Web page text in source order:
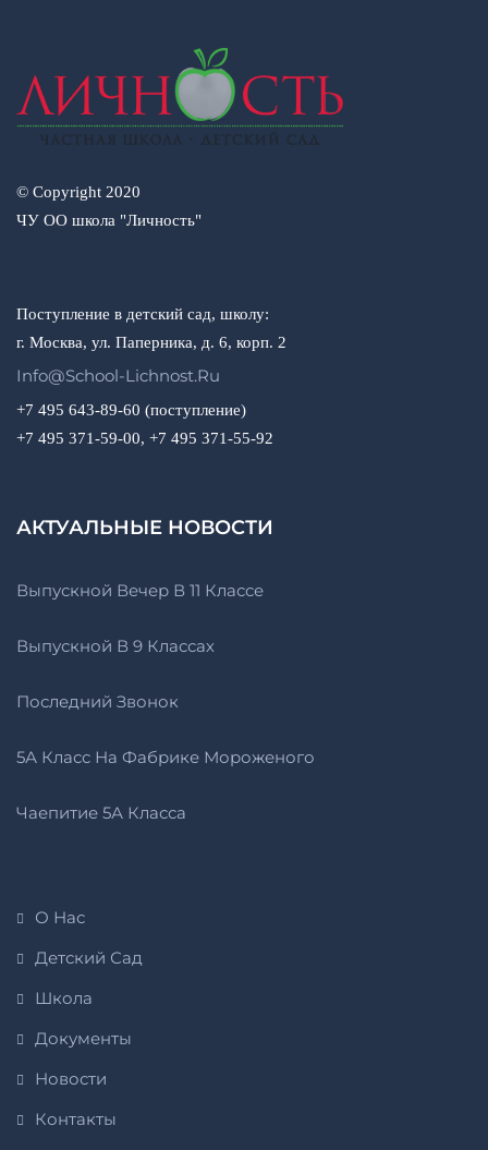
© Copyright 2020
ЧУ ОО школа "Личность"
Поступление в детский сад, школу:
г. Москва, ул. Паперника, д. 6, корп. 2
Info@school-Lichnost.ru
+7 495 643-89-60 (поступление)
+7 495 371-59-00, +7 495 371-55-92
АКТУАЛЬНЫЕ НОВОСТИ
Выпускной Вечер В 11 Классе
Выпускной В 9 Классах
Последний Звонок
5А Класс На Фабрике Мороженого
Чаепитие 5А Класса
О Нас
Детский Сад
Школа
Документы
Новости
Контакты